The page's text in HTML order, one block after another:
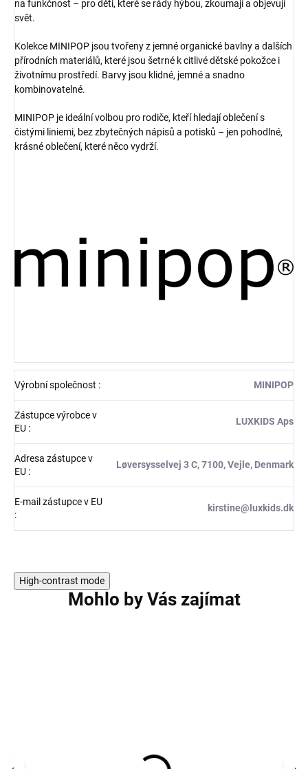
na funkčnost – pro děti, které se rády hýbou, zkoumají a objevují
svět.
Kolekce MINIPOP jsou tvořeny z jemné organické bavlny a dalších
přírodních materiálů, které jsou šetrné k citlivé dětské pokožce i
životnímu prostředí. Barvy jsou klidné, jemné a snadno
kombinovatelné.
MINIPOP je ideální volbou pro rodiče, kteří hledají oblečení s
čistými liniemi, bez zbytečných nápisů a potisků – jen pohodlné,
krásné oblečení, které něco vydrží.
Výrobní společnost : MINIPOP
Zástupce výrobce v
EU :
LUXKIDS Aps
Adresa zástupce v
EU :
Løversysselvej 3 C, 7100, Vejle, Denmark
E-mail zástupce v EU
:
kirstine@luxkids.dk
High-contrast mode
Mohlo by Vás zajímat